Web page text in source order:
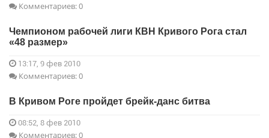
Комментариев: 0
Чемпионом рабочей лиги КВН Кривого Рога стал
«48 размер»
13:17, 9 фев 2010
Комментариев: 0
В Кривом Роге пройдет брейк-данс битва
08:52, 8 фев 2010
Комментариев: 0